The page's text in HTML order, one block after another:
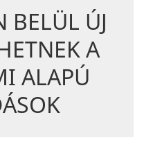
ÚJ
A
ALAPÚ